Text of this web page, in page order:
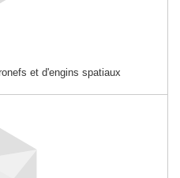
et d'engins spatiaux